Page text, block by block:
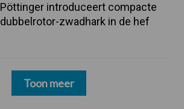
Pöttinger introduceert compacte
dubbelrotor-zwadhark in de hef
Toon meer